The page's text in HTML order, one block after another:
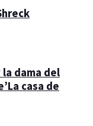
dama del
casa de